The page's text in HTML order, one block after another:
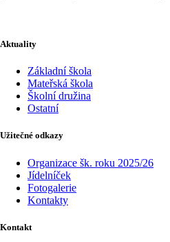
Aktuality
Základní škola
Mateřská škola
Školní družina
Ostatní
Užitečné odkazy
Organizace šk. roku 2025/26
Jídelníček
Fotogalerie
Kontakty
Kontakt